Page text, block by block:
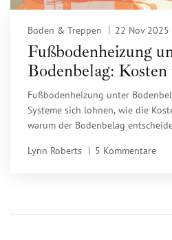
Boden & Treppen 22 Nov 2025
Fußbodenheizung
Bodenbelag:
Vergleich 2025
Fußbodenheizung unter
Systeme sich lohnen, wie die
warum der Bodenbelag
Lynn Roberts
5 Kommentare